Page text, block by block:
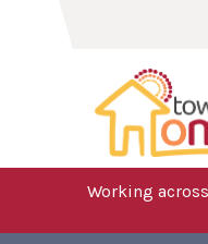
Working